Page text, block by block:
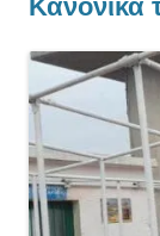
Κανονικά